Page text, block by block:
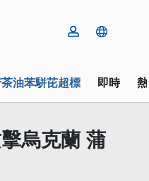
油苯駢芘超標 即時
烏克蘭 蒲